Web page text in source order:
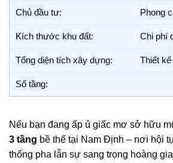
Chủ đầu tư: Phong
Kích thước khu đất: Chi phí
Tổng diện tích xây dựng: Thiết
Số tầng:
Nếu bạn đang ấp ủ giấc mơ sở hữu
3 tầng bề thế tại Nam Định – nơi hội
thống pha lẫn sự sang trọng hoàng